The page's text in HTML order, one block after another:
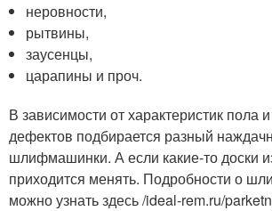
неровности,
рытвины,
заусенцы,
царапины и проч.
В зависимости от характеристик пола
дефектов подбирается разный
шлифмашинки. А если какие-то доски
приходится менять. Подробности о
можно узнать здесь /ideal-rem.ru/